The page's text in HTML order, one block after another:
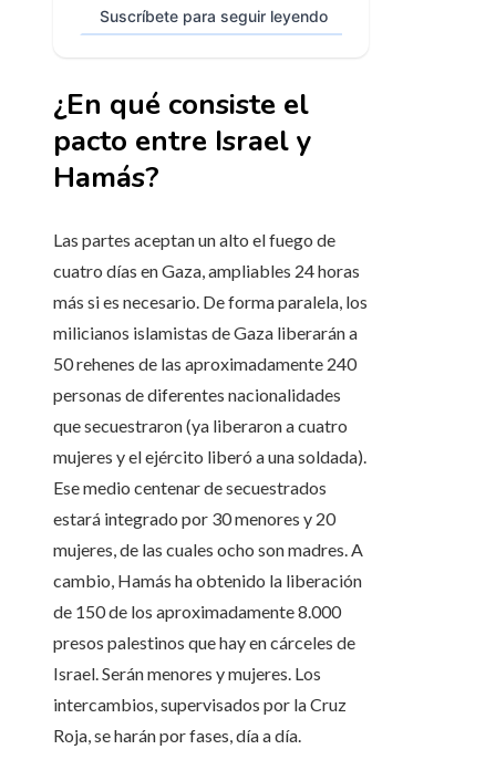
Suscríbete para seguir leyendo
¿En qué consiste el
pacto entre Israel y
Hamás?
Las partes aceptan un alto el fuego de
cuatro días en Gaza, ampliables 24 horas
más si es necesario. De forma paralela, los
milicianos islamistas de Gaza liberarán a
50 rehenes de las aproximadamente 240
personas de diferentes nacionalidades
que secuestraron (ya liberaron a cuatro
mujeres y el ejército liberó a una soldada).
Ese medio centenar de secuestrados
estará integrado por 30 menores y 20
mujeres, de las cuales ocho son madres. A
cambio, Hamás ha obtenido la liberación
de 150 de los aproximadamente 8.000
presos palestinos que hay en cárceles de
Israel. Serán menores y mujeres. Los
intercambios, supervisados por la Cruz
Roja, se harán por fases, día a día.